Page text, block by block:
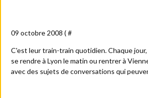
09 octobre 2008 ( #
C'est leur train-train quotidien. Chaque
se rendre à Lyon le matin ou rentrer à
avec des sujets de conversations qui